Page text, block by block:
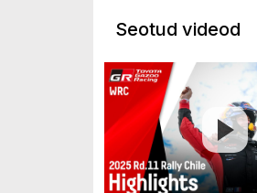
Seotud videod